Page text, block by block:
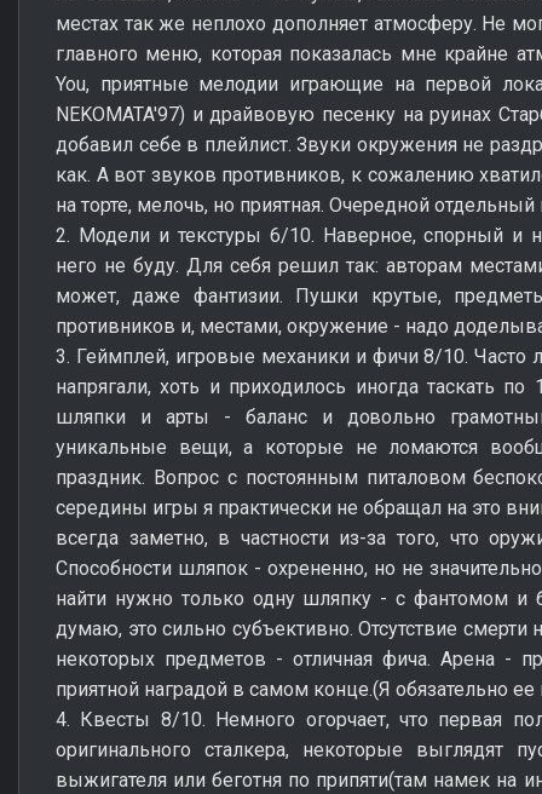
местах так же неплохо дополняет атмосферу. Не
главного меню, которая показалась мне крайне
You, приятные мелодии играющие на первой
NEKOMATA'97) и драйвовую песенку на руинах
добавил себе в плейлист. Звуки окружения не
как. А вот звуков противников, к сожалению
на торте, мелочь, но приятная. Очередной
2. Модели и текстуры 6/10. Наверное, спорный и
него не буду. Для себя решил так: авторам
может, даже фантизии. Пушки крутые,
противников и, местами, окружение - надо
3. Геймплей, игровые механики и фичи 8/10.
напрягали, хоть и приходилось иногда таскать
шляпки и арты - баланс и довольно
уникальные вещи, а которые не ломаются
праздник. Вопрос с постоянным питаловом
середины игры я практически не обращал на это
всегда заметно, в частности из-за того, что
Способности шляпок - охрененно, но не
найти нужно только одну шляпку - с фантомом
думаю, это сильно субъективно. Отсутствие
некоторых предметов - отличная фича. Арена -
приятной наградой в самом конце.(Я обязательно
4. Квесты 8/10. Немного огорчает, что первая
оригинального сталкера, некоторые выглядят
выжигателя или беготня по припяти(там намек на